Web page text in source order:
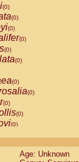
(0)
(0)
(0)
(0)
(0)
(0)
(0)
(0)
(0)
(0)
(0)
(0)
(0)Age: Unknown